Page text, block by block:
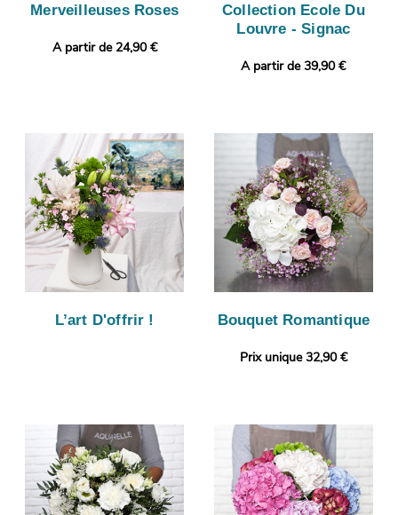
Merveilleuses Roses
A partir de 24,90 €
Collection Ecole Du
Louvre - Signac
A partir de 39,90 €
L’art D'offrir ! Bouquet Romantique
Prix unique 32,90 €